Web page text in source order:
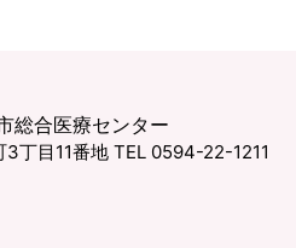
総合医療センター
3丁目11番地 TEL 0594-22-1211